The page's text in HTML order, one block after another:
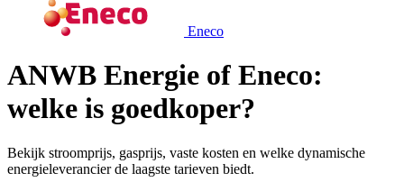
Eneco
ANWB Energie of Eneco:
welke is goedkoper?
Bekijk stroomprijs, gasprijs, vaste kosten en welke dynamische
energieleverancier de laagste tarieven biedt.